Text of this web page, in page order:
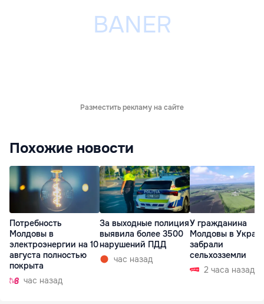
Разместить рекламу на сайте
Похожие новости
Потребность
Молдовы в
электроэнергии на 10
августа полностью
покрыта
час назад
За выходные полиция
выявила более 3500
нарушений ПДД
час назад
У гражданина
Молдовы в
забрали
сельхозземли
2 часа назад